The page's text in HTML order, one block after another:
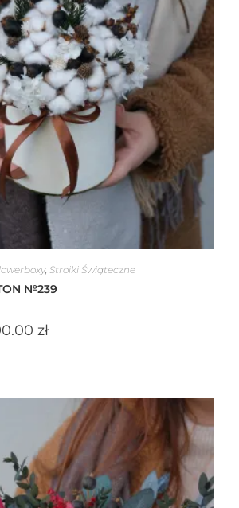
,Stroiki Świąteczne
№239
zł